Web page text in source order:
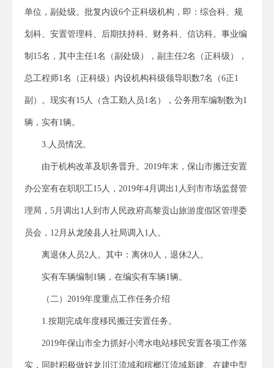
单位，副处级。批复内设6个正科级机构，即：综合科、规
划科、安置管理科、后期扶持科、财务科、信访科。事业编
制15名，其中主任1名（副处级），副主任2名（正科级），
总工程师1名（正科级）内设机构科级领导职数7名（6正1
副）。现实有15人（含工勤人员1名），公务用车编制数为1
辆，实有1辆。
3.人员情况。
由于机构改革及职务晋升。2019年末，保山市搬迁安置
办公室有在职职工15人，2019年4月调出1人到市市场监督管
理局，5月调出1人到市人民政府高黎贡山旅游度假区管理委
员会，12月从龙陵县人社局调入1人。
离退休人员2人。其中：离休0人，退休2人。
实有车辆编制1辆，在编实有车辆1辆。
（二）2019年度重点工作任务介绍
1.按期完成年度移民搬迁安置任务。
2019年保山市全力抓好小湾水电站移民安置各项工作落
实，同时积极做好龙川江流域和槟榔江流域新建、在建中型